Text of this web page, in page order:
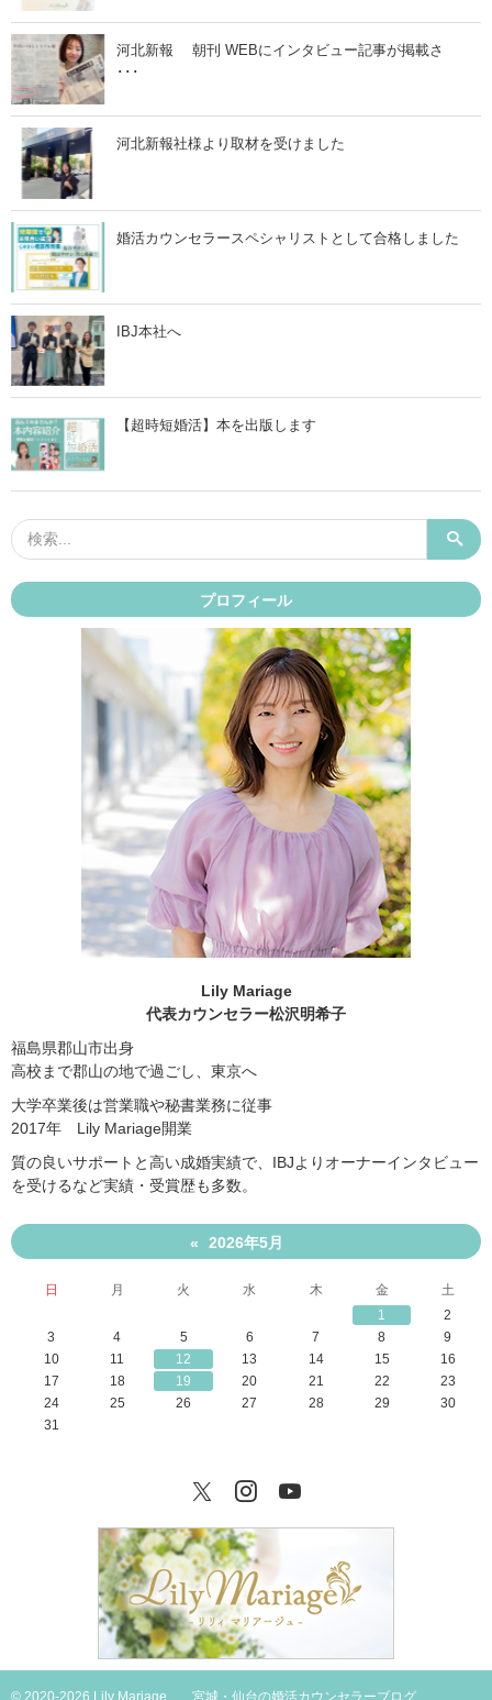
河北新報 朝刊 WEBにインタビュー記事が掲載さ
･･･
河北新報社様より取材を受けました
婚活カウンセラースペシャリストとして合格しました
IBJ本社へ
【超時短婚活】本を出版します
プロフィール
Lily Mariage
代表カウンセラー松沢明希子
福島県郡山市出身
高校まで郡山の地で過ごし、東京へ
大学卒業後は営業職や秘書業務に従事
2017年 Lily Mariage開業
質の良いサポートと高い成婚実績で、IBJよりオーナーインタビュー
を受けるなど実績・受賞歴も多数。
« 2026年5月
日 月 火 水 木 金
土
1
2
3
4 5 6 7 8
9
10
11 12 13 14 15
16
17
18 19 20 21 22
23
24
25 26 27 28 29
30
31
TwitterInstagram
© 2020-2026 Lily Mariage 宮城・仙台の婚活カウンセラーブログ